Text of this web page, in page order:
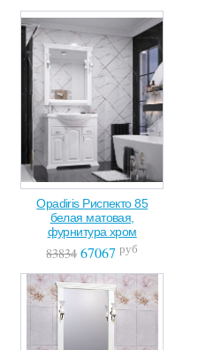
Opadiris Риспекто 85
белая матовая,
фурнитура хром
83834 67067 руб